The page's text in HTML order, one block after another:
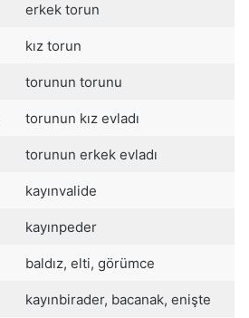
erkek torun
kız torun
torunun torunu
torunun kız evladı
torunun erkek evladı
kayınvalide
kayınpeder
baldız, elti, görümce
kayınbirader, bacanak, enişte